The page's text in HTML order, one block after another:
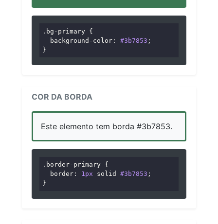
.bg-primary {
background-color : #3b7853 ;
}
COR DA BORDA
Este elemento tem borda #3b7853.
.border-primary {
border : 1px solid #3b7853 ;
}